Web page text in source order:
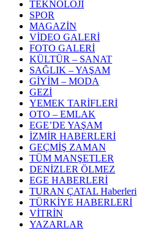
TEKNOLOJİ
SPOR
MAGAZİN
VİDEO GALERİ
FOTO GALERİ
KÜLTÜR – SANAT
SAĞLIK – YAŞAM
GİYİM – MODA
GEZİ
YEMEK TARİFLERİ
OTO – EMLAK
EGE’DE YAŞAM
İZMİR HABERLERİ
GEÇMİŞ ZAMAN
TÜM MANŞETLER
DENİZLER ÖLMEZ
EGE HABERLERİ
TURAN ÇATAL Haberleri
TÜRKİYE HABERLERİ
VİTRİN
YAZARLAR